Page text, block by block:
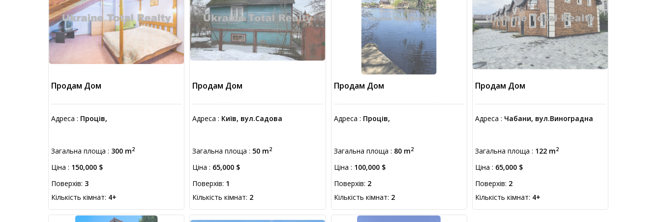
Продам Дом
Адреса : Проців,
Загальна площа : 300 m2
Ціна : 150,000 $
Поверхів: 3
Кількість кімнат: 4+
Продам Дом
Адреса : Київ, вул.Садова
Загальна площа : 50 m2
Ціна : 65,000 $
Поверхів: 1
Кількість кімнат: 2
Продам Дом
Адреса : Проців,
Загальна площа : 80 m2
Ціна : 100,000 $
Поверхів: 2
Кількість кімнат: 2
Продам Дом
Адреса : Чабани, вул.Виноградна
Загальна площа : 122 m2
Ціна : 65,000 $
Поверхів: 2
Кількість кімнат: 4+